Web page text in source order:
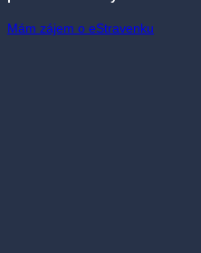
Mám zájem o eStravenku